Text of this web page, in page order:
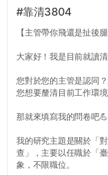
#靠清3804
【主管帶你飛還是扯後
大家好！我是目前就讀
您對於您的主管是認同
您想要釐清目前工作環
那就來填寫我的問卷吧
我的研究主題是關於「
查」，主要以任職於「
象，不限職位。